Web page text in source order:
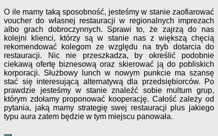
O ile mamy taką sposobność, jesteśmy w stanie zaofiarować
voucher do własnej restauracji w regionalnych imprezach
albo grach dobroczynnych. Sprawi to, że zajrzą do nas
kolejni klienci, którzy są w stanie nas z większą chęcią
rekomendować kolegom ze względu na tryb dotarcia do
restauracji. Nic nie przeszkadza, by określić podobnie
ciekawą ofertę biznesową oraz skierować ją do pobliskich
korporacji. Służbowy lunch w nowym punkcie ma szansę
stać się interesującą alternatywą dla przedsiębiorców. Po
prawdzie jesteśmy w stanie znaleźć sobie multum grup,
którym zdołamy proponować kooperację. Całość zależy od
pytania, jaką mamy strategię swej restauracji plus jakiego
typu aura zatem będzie w tym miejscu panowała.